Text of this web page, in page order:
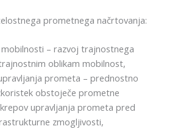
prometnega načrtovanja:
– razvoj trajnostnega
oblikam mobilnost,
prometa – prednostno
obstoječe prometne
upravljanja prometa pred
zmogljivosti,